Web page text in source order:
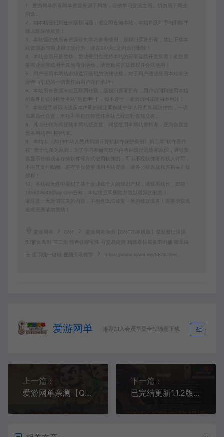
1、爱游网单所有网单资源来源于网络，仅供学习交流之用。切勿用于商业
2、如本帖侵犯到任何版权问题，请立即告知本站，本站将及时予与删除并
致以最深的歉意！
3、本站提供的所有资源仅供学习参考使用，版权归原著所有，禁止下载本
站资源参与商业和非法行为，请在24小时之内自行删除！
4、本站会员只是赞助，赞助费用仅维持本站的日常运营开支所需！若您需
要商业运营或用于其他商业活动，请您购买正版授权并合法使用！
5、用户使用本网站必须遵守使用的法律法规，对于用户违法使用本站非法
6、本站所有资源来自互联网转载，版权归原著所有，用户访问和使用本站
的条件是必须接受本站“免责申明”，如不遵守，请勿访问或使用本网站！
7、本站使用者因为违反本声明的规定而触犯中华人民共和国法律的，一切
后果自己负责，本站不承担任何责任本站已经进行告知义务。
8、凡以任何方式登陆本网站或直接、间接使用本网站资料者，视为自愿接
受本网站声明的约束。
9、本站以《2013中华人民共和国计算机软件保护条例》第二章"软件菩作
权” 第十七条为原则：为了学习和研究软件内含的设计思想和原理，通过安
装显示传输或者存储软件等方式使用软件的，可以不经软件著作权人许可，
不向其支付报酬。若有学员需要商用本站资源，请务必联系版权方购买正版
10、本站如无意中侵犯了某个企业或个人的知识产权，请联系站长，邮箱：
185529643@qq.com告知，本站将立即删除并致以最深的歉意！
请注意：无所谓完美的内容，不包含BUG修复一类的修改服务！若要求较高
追求完美请勿赞助！
爱游网单 DNF
爱游网单亲测【DNF70单机版】最新整理浪浪
5.1带女鬼剑 带二觉 特色技能宝珠 可交易史诗 精炼泰拉装备带内辅 徽章镶
嵌 虚拟机一键端 视频安装教学 https://www.aywd.vip/9874.html
爱游网单 推荐加入会员享受全站随意下载 生成海
上一篇：
爱游网单亲测【QQ三国单机版】最新整理端游牛童三国+县长三国+手游端枫叶三国+吉他三国 配套视频攻略 修改器等
下一篇：
已完结更新1.1.2版复古微变【朝花夕拾】在线点券 开盒子 合天空 爆紫 爆粉 爆史诗 最高远古悲鸣 免安装一键启动